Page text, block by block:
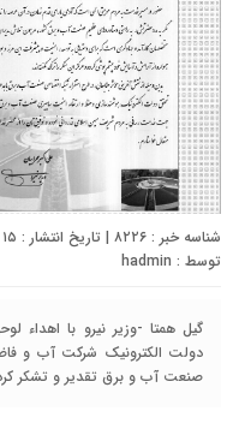
شناسه خبر : ۸۲۲۶ | تاریخ انتشار : ۱۵ مرداد ۱۴۰۳ - ۱۸:۲۹ | تعداد دیدگاه :
توسط : hadmin
گیل همتا -وزیر نیرو با اهداء
دولت الکترونیک شرکت آب و
صنعت آب و برق تقدیر و تشکر